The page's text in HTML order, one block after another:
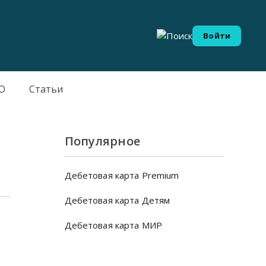
Войти
Статьи
Популярное
Дебетовая карта Premium
Дебетовая карта Детям
Дебетовая карта МИР